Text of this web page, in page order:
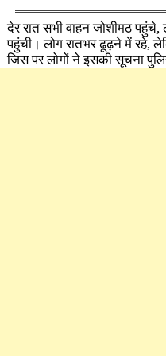
देर रात सभी वाहन जोशीमठ पहुंचे,
पहुंची। लोग रातभर ढूढ़ने में रहे,
जिस पर लोगों ने इसकी सूचना